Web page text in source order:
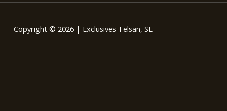
Copyright © 2026 | Exclusives Telsan, SL